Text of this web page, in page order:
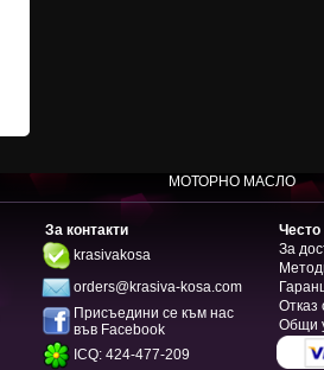
МОТОРНО МАСЛО
За контакти
krasivakosa
orders@krasiva-kosa.com
Присъедини се към нас
във Facebook
ICQ: 424-477-209
Често
За
Отказ
Общи